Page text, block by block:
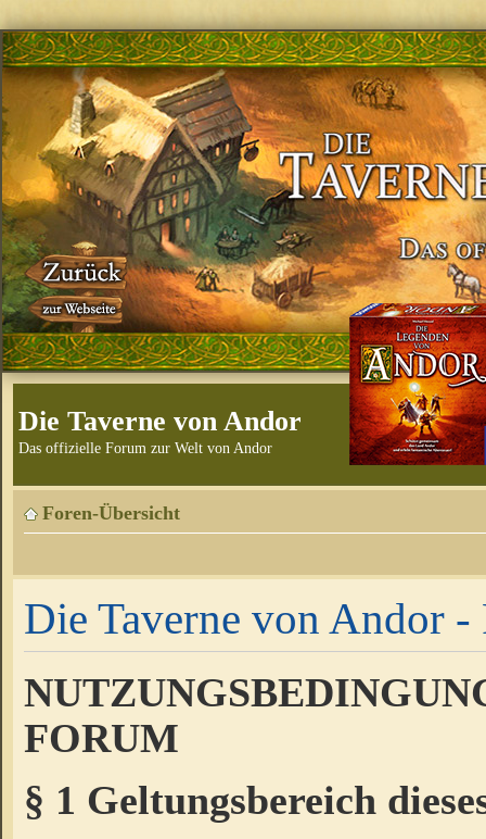
Die Taverne von Andor
Das offizielle Forum zur Welt von Andor
Foren-Übersicht
Die Taverne von Andor -
FORUM
§ 1 Geltungsbereich